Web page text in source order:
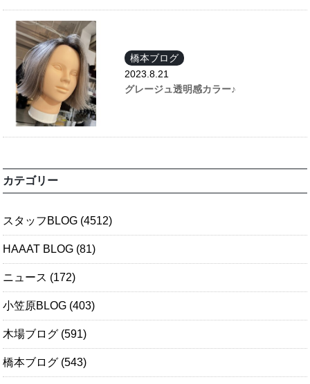
橋本ブログ
2023.8.21
グレージュ透明感カラー♪
カテゴリー
スタッフBLOG (4512)
HAAAT BLOG (81)
ニュース (172)
小笠原BLOG (403)
木場ブログ (591)
橋本ブログ (543)